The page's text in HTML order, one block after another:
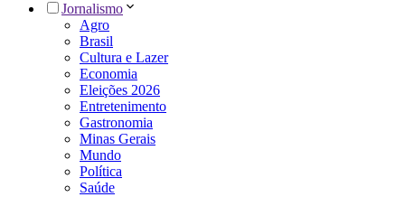
Jornalismo
Agro
Brasil
Cultura e Lazer
Economia
Eleições 2026
Entretenimento
Gastronomia
Minas Gerais
Mundo
Política
Saúde